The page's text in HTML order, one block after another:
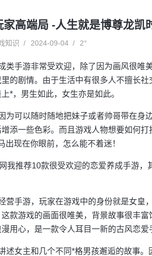
高端局 -人生就是博尊龙凯
知识 2024-09-04 2°
类手游非常受欢迎，除了因为画风很唯
的剧情。由于生活中有很多人不擅长社
*，男生如此，女生亦是如此。
为可以随时随地把妹子或者帅哥带在身
添一些色彩。而且游戏人物想要如何打
现在你眼前，怎么能不着迷！
我推荐10款很受欢迎的恋爱养成手游，
营手游，玩家在游戏中的身份就是女皇
款游戏的画面很唯美，背景故事很丰富
用心，是一款令人耳目一新的古风恋爱
述女主和几个不同*格男孩邂逅的故事。